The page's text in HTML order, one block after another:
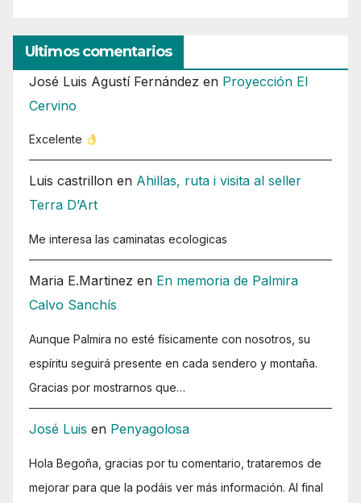
Ultimos comentarios
José Luis Agustí Fernández en Proyección El
Cervino
Excelente
Luis castrillon en Ahillas, ruta i visita al seller
Terra D’Art
Me interesa las caminatas ecologicas
Maria E.Martinez en En memoria de Palmira
Calvo Sanchís
Aunque Palmira no esté físicamente con nosotros, su
espíritu seguirá presente en cada sendero y montaña.
Gracias por mostrarnos que…
José Luis en Penyagolosa
Hola Begoña, gracias por tu comentario, trataremos de
mejorar para que la podáis ver más información. Al final